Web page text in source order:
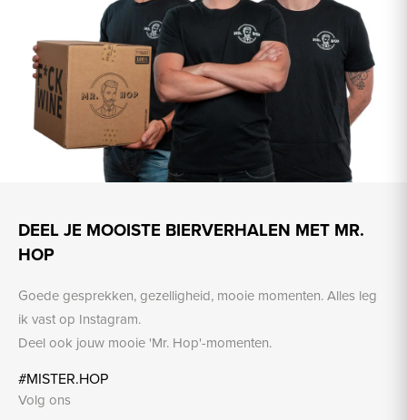
DEEL JE MOOISTE BIERVERHALEN MET MR.
HOP
Goede gesprekken, gezelligheid, mooie momenten. Alles leg
ik vast op Instagram.
Deel ook jouw mooie 'Mr. Hop'-momenten.
#MISTER.HOP
Volg ons